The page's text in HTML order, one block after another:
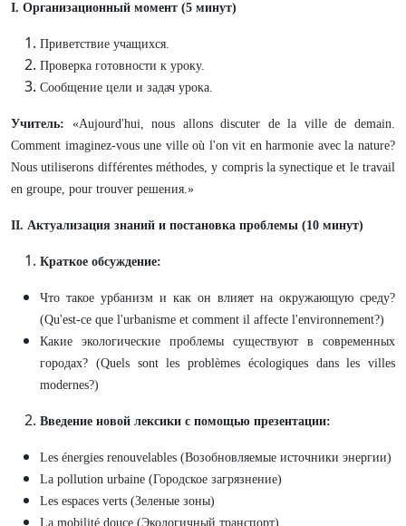
I. Организационный момент (5 минут)
Приветствие учащихся.
Проверка готовности к уроку.
Сообщение цели и задач урока.
Учитель: «Aujourd'hui, nous allons discuter de la ville de demain.
Comment imaginez-vous une ville où l'on vit en harmonie avec la nature?
Nous utiliserons différentes méthodes, y compris la synectique et le travail
en groupe, pour trouver решения.»
II. Актуализация знаний и постановка проблемы (10 минут)
Краткое обсуждение:
Что такое урбанизм и как он влияет на окружающую среду?
(Qu'est-ce que l'urbanisme et comment il affecte l'environnement?)
Какие экологические проблемы существуют в современных
городах? (Quels sont les problèmes écologiques dans les villes
modernes?)
Введение новой лексики с помощью презентации:
Les énergies renouvelables (Возобновляемые источники энергии)
La pollution urbaine (Городское загрязнение)
Les espaces verts (Зеленые зоны)
La mobilité douce (Экологичный транспорт)